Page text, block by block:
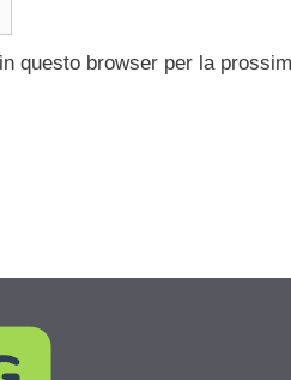
questo browser per la